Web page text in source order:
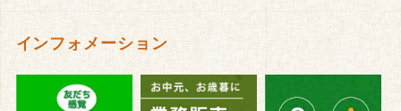
インフォメーション